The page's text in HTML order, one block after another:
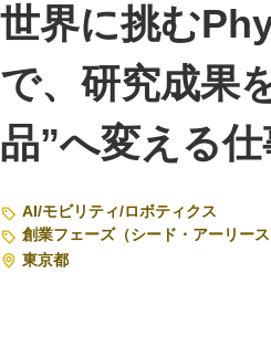
適性診断 無料・5分
スタクラが選ばれる理由
スタートアップ厳選の仕組
登録者の転職・副業実績
世界に挑む
で、研究成果
品”へ変える仕
AI/モビリティ/ロボティクス
創業フェーズ（シード・アーリース
東京都